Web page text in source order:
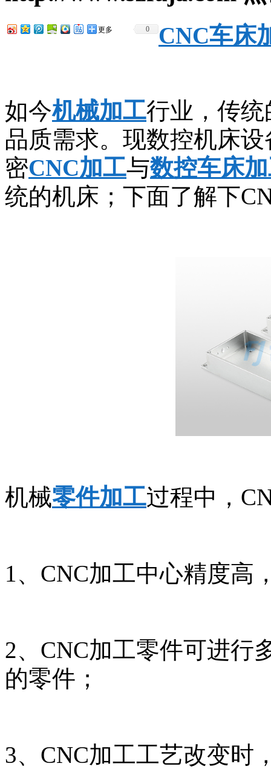
更多 0 CNC车床
如今机械加工行业，传
品质需求。现数控机床
密CNC加工与数控车床
统的机床；下面了解下
机械零件加工过程中，
1、CNC加工中心精度
2、CNC加工零件可进行
的零件；
3、CNC加工工艺改变时